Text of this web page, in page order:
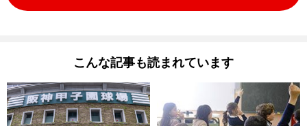
こんな記事も読まれています